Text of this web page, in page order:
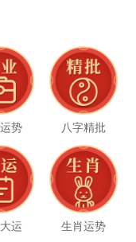
势 八字精批
运 生肖运势